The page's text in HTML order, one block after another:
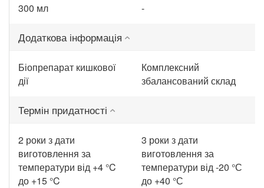
300 мл -
Додаткова інформація
Біопрепарат кишкової
дії
Комплексний
збалансований склад
Термін придатності
2 роки з дати
виготовлення за
температури від +4 °C
до +15 °C
3 роки з дати
виготовлення за
температури від -20 °С
до +40 °С